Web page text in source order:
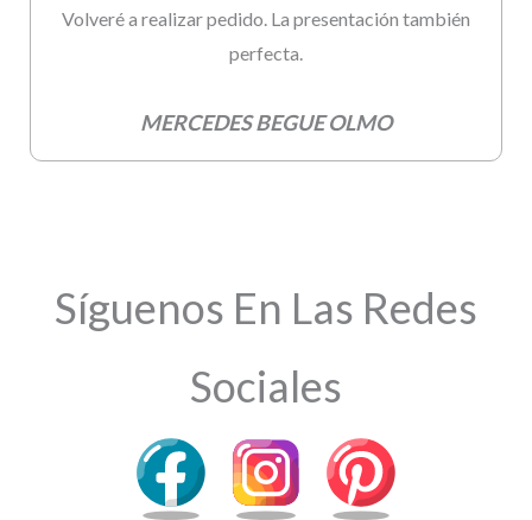
Volveré a realizar pedido. La presentación también
perfecta.
MERCEDES BEGUE OLMO
Síguenos En Las Redes
Sociales